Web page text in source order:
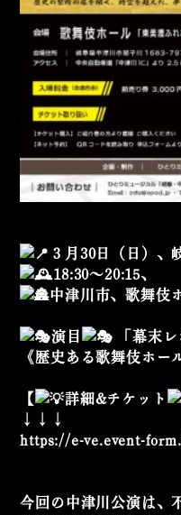
３月30日（日）、
18:30〜20:15、
中津川市、歌舞伎
演目
「幕末レ
《歴史ある歌舞伎ホー
【 詳細&チケット
↓↓↓
https://e-ve.event-
今回の中津川公演は、